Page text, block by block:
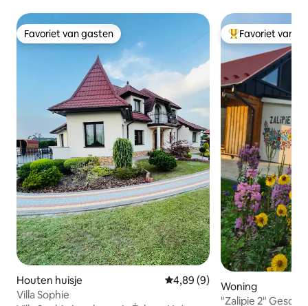
Favoriet van gasten
Favoriet van gasten
Houten huisje Gemiddelde beoordeling van
4,89 (9)
Villa Sophie
Topfavoriet van
Favoriet van
Woning
"Zalipie 2"